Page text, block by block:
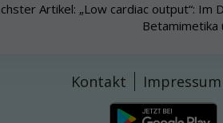
Artikel: „Low cardiac output“: Im
Betamimetika
Kontakt Impressum